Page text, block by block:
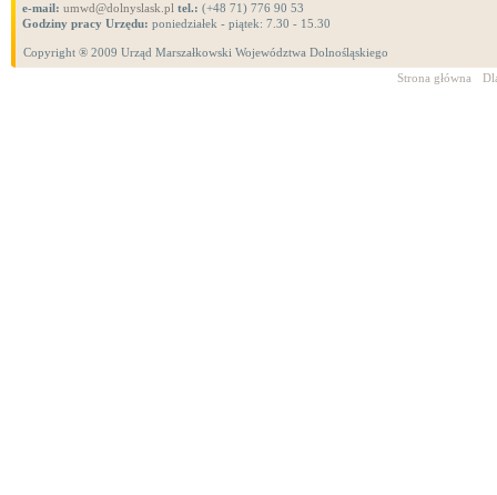
e-mail: umwd@dolnyslask.pl tel.: (+48 71) 776 90 53
Godziny pracy Urzędu: poniedziałek - piątek: 7.30 - 15.30
Copyright ® 2009 Urząd Marszałkowski Województwa Dolnośląskiego
Strona główna